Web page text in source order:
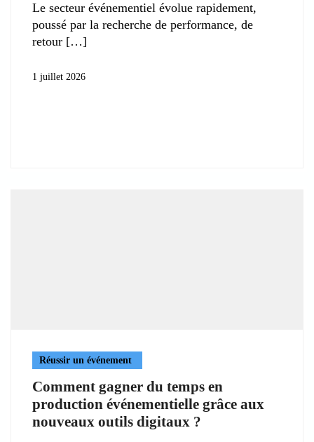
Le secteur événementiel évolue rapidement,
poussé par la recherche de performance, de
retour
1 juillet 2026
Réussir un événement
Comment gagner du temps en
production événementielle grâce aux
nouveaux outils digitaux ?